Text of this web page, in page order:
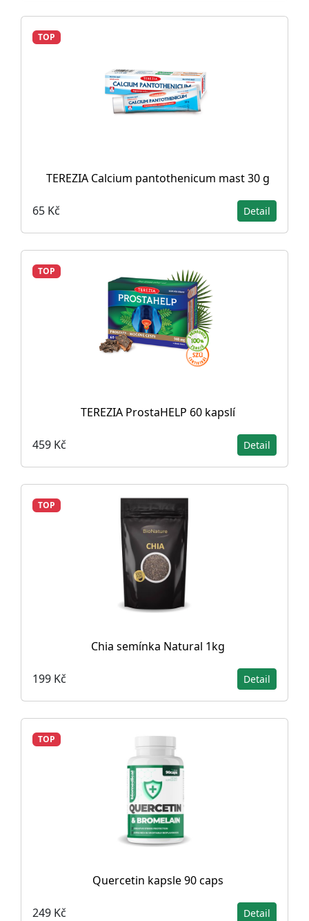
TOP
TEREZIA Calcium pantothenicum mast 30 g
65 Kč Detail
TOP
TEREZIA ProstaHELP 60 kapslí
459 Kč Detail
TOP
Chia semínka Natural 1kg
199 Kč Detail
TOP
Quercetin kapsle 90 caps
249 Kč Detail